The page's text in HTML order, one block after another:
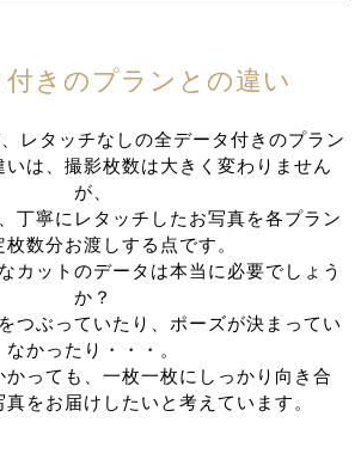
きのプランとの違い
レタッチなしの全データ付きのプラン
いは、撮影枚数は大きく変わりません
が、
丁寧にレタッチしたお写真を各プラン
枚数分お渡しする点です。
カットのデータは本当に必要でしょう
か？
つぶっていたり、ポーズが決まってい
なかったり・・・。
っても、一枚一枚にしっかり向き合
をお届けしたいと考えています。